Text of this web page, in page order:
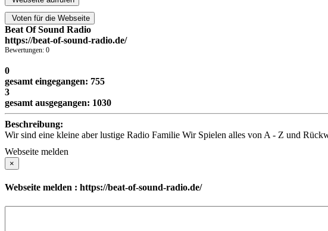
Voten für die Webseite
Beat Of Sound Radio
https://beat-of-sound-radio.de/
Bewertungen: 0
0
gesamt eingegangen: 755
3
gesamt ausgegangen: 1030
Beschreibung:
Wir sind eine kleine aber lustige Radio Familie Wir Spielen alles von A - Z und
Webseite melden
×
Webseite melden : https://beat-of-sound-radio.de/